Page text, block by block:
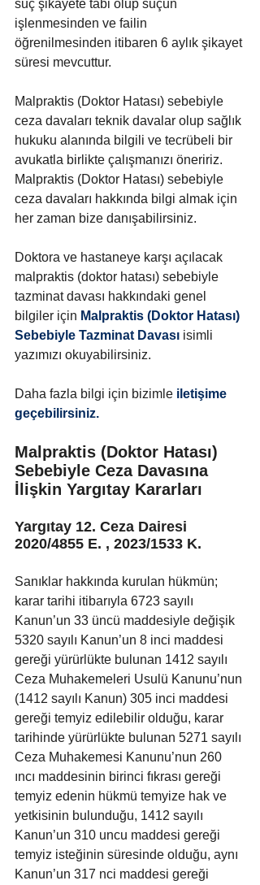
suç şikayete tabi olup suçun
işlenmesinden ve failin
öğrenilmesinden itibaren 6 aylık şikayet
süresi mevcuttur.
Malpraktis (Doktor Hatası) sebebiyle
ceza davaları teknik davalar olup sağlık
hukuku alanında bilgili ve tecrübeli bir
avukatla birlikte çalışmanızı öneririz.
Malpraktis (Doktor Hatası) sebebiyle
ceza davaları hakkında bilgi almak için
her zaman bize danışabilirsiniz.
Doktora ve hastaneye karşı açılacak
malpraktis (doktor hatası) sebebiyle
tazminat davası hakkındaki genel
bilgiler için Malpraktis (Doktor Hatası)
Sebebiyle Tazminat Davası isimli
yazımızı okuyabilirsiniz.
Daha fazla bilgi için bizimle iletişime
geçebilirsiniz.
Malpraktis (Doktor Hatası)
Sebebiyle Ceza Davasına
İlişkin Yargıtay Kararları
Yargıtay 12. Ceza Dairesi
2020/4855 E. , 2023/1533 K.
Sanıklar hakkında kurulan hükmün;
karar tarihi itibarıyla 6723 sayılı
Kanun’un 33 üncü maddesiyle değişik
5320 sayılı Kanun’un 8 inci maddesi
gereği yürürlükte bulunan 1412 sayılı
Ceza Muhakemeleri Usulü Kanunu’nun
(1412 sayılı Kanun) 305 inci maddesi
gereği temyiz edilebilir olduğu, karar
tarihinde yürürlükte bulunan 5271 sayılı
Ceza Muhakemesi Kanunu’nun 260
ıncı maddesinin birinci fıkrası gereği
temyiz edenin hükmü temyize hak ve
yetkisinin bulunduğu, 1412 sayılı
Kanun’un 310 uncu maddesi gereği
temyiz isteğinin süresinde olduğu, aynı
Kanun’un 317 nci maddesi gereği